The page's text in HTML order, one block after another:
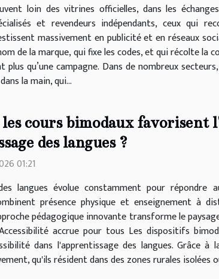
loin des vitrines officielles, dans les
et revendeurs indépendants, ceux qui
massivement en publicité et en réseaux
de la marque, qui fixe les codes, et qui récolte la
qu’une campagne. Dans de nombreux
la main, qui...
cours bimodaux favorisent
des langues ?
01:21
langues évolue constamment pour répondre
présence physique et enseignement à
pédagogique innovante transforme le
accrue pour tous Les dispositifs
dans l'apprentissage des langues. Grâce
qu'ils résident dans des zones rurales isolées